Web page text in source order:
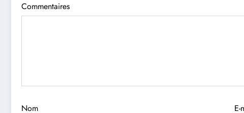
Commentaires
Nom E-